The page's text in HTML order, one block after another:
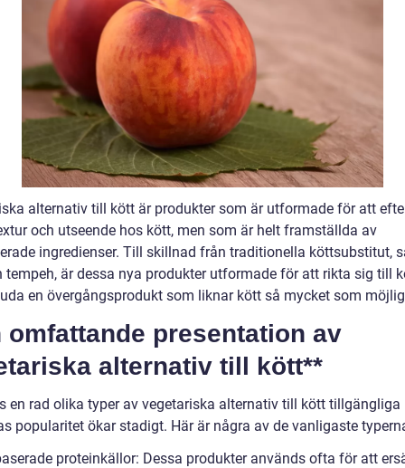
alternativ till kött är produkter som är utformade för att
och utseende hos kött, men som är helt framställda av
ingredienser. Till skillnad från traditionella köttsubstitut,
tempeh, är dessa nya produkter utformade för att rikta sig till
en övergångsprodukt som liknar kött så mycket som
omfattande presentation av
alternativ till kött**
en rad olika typer av vegetariska alternativ till kött tillgängliga
popularitet ökar stadigt. Här är några av de vanligaste
proteinkällor: Dessa produkter används ofta för att